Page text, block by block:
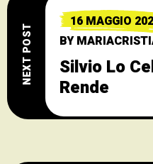
NEXT POST
16 MAGGIO
BY
Silvio Lo
Rende